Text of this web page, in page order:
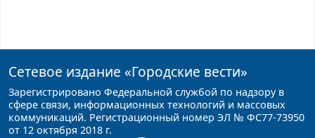
Сетевое издание «Городские вести»
Зарегистрировано Федеральной службой по надзору в
сфере связи, информационных технологий и массовых
коммуникаций. Регистрационный номер ЭЛ № ФС77-73950
от 12 октября 2018 г.